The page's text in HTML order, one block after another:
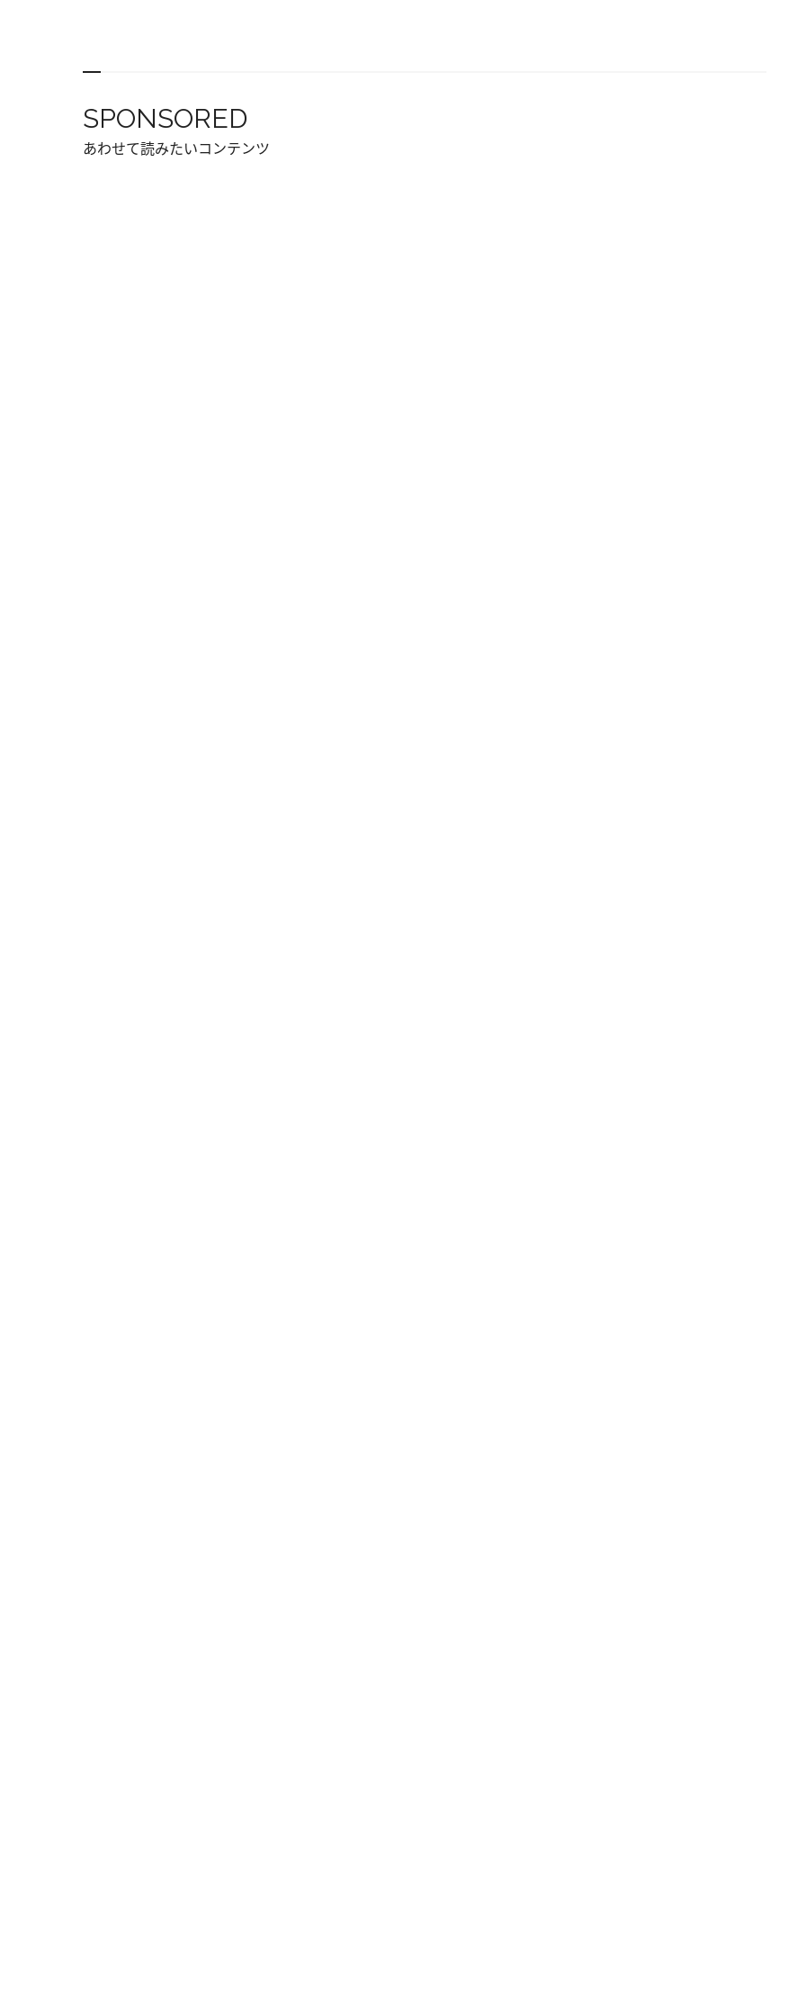
SPONSORED
あわせて読みたいコンテンツ